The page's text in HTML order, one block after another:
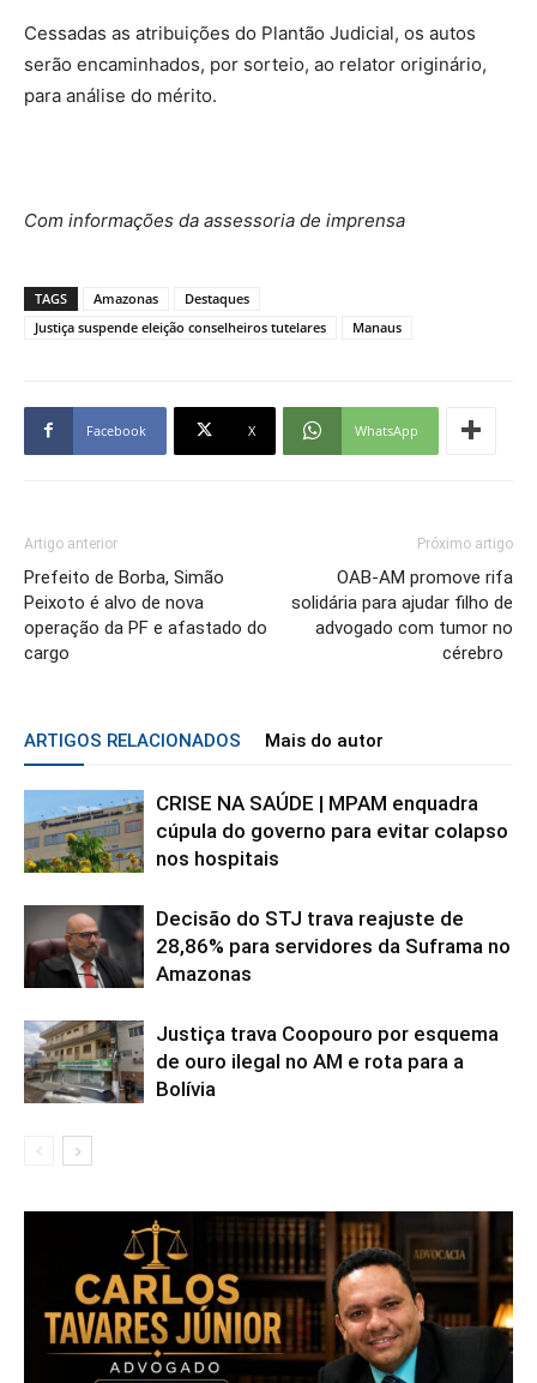
Cessadas as atribuições do Plantão Judicial, os autos
serão encaminhados, por sorteio, ao relator originário,
para análise do mérito.
Com informações da assessoria de imprensa
TAGS Amazonas
Destaques
Justiça suspende eleição conselheiros tutelares
Manaus
Facebook X WhatsApp
Artigo anterior
Prefeito de Borba, Simão
Peixoto é alvo de nova
operação da PF e afastado do
cargo
Próximo artigo
OAB-AM promove rifa
solidária para ajudar filho de
advogado com tumor no
cérebro
ARTIGOS RELACIONADOS Mais do autor
CRISE NA SAÚDE | MPAM enquadra
cúpula do governo para evitar colapso
nos hospitais
Decisão do STJ trava reajuste de
28,86% para servidores da Suframa no
Amazonas
Justiça trava Coopouro por esquema
de ouro ilegal no AM e rota para a
Bolívia